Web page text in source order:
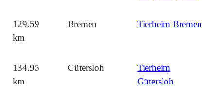
129.59
km
Bremen Tierheim Bremen
134.95
km
Gütersloh
Tierheim
Gütersloh